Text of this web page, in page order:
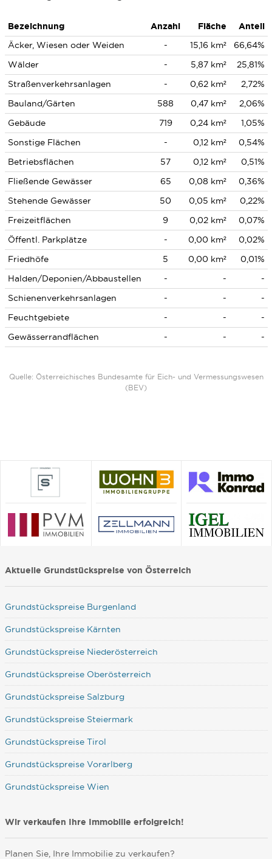
Bezeichnung Anzahl Fläche
Anteil
Äcker, Wiesen oder Weiden
- 15,16 km²
66,64%
Wälder
- 5,87 km²
25,81%
Straßenverkehrsanlagen
- 0,62 km²
2,72%
Bauland/Gärten
588 0,47 km²
2,06%
Gebäude
719 0,24 km²
1,05%
Sonstige Flächen
- 0,12 km²
0,54%
Betriebsflächen
57 0,12 km²
0,51%
Fließende Gewässer
65 0,08 km²
0,36%
Stehende Gewässer
50 0,05 km²
0,22%
Freizeitflächen
9 0,02 km²
0,07%
Öffentl. Parkplätze
- 0,00 km²
0,02%
Friedhöfe
5 0,00 km²
0,01%
Halden/Deponien/Abbaustellen
- -
-
Schienenverkehrsanlagen
- -
-
Feuchtgebiete
- -
-
Gewässerrandflächen
- - -
Quelle: Österreichisches Bundesamte für Eich- und Vermessungswesen
(BEV)
Aktuelle Grundstückspreise von Österreich
Grundstückspreise Burgenland
Grundstückspreise Kärnten
Grundstückspreise Niederösterreich
Grundstückspreise Oberösterreich
Grundstückspreise Salzburg
Grundstückspreise Steiermark
Grundstückspreise Tirol
Grundstückspreise Vorarlberg
Grundstückspreise Wien
Wir verkaufen Ihre Immobilie erfolgreich!
Planen Sie, Ihre Immobilie zu verkaufen?